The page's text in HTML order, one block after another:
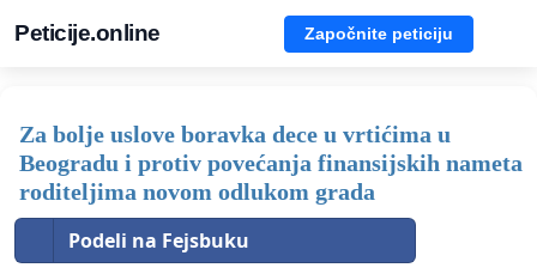
Peticije.online Započnite peticiju
Za bolje uslove boravka dece u vrtićima u
Beogradu i protiv povećanja finansijskih nameta
roditeljima novom odlukom grada
Podeli na Fejsbuku